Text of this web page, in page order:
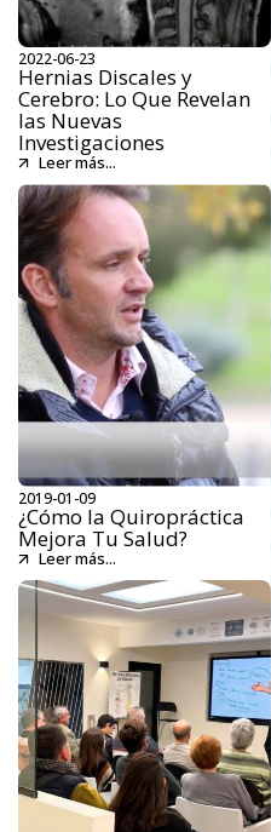
2022-06-23
Hernias Discales y
Cerebro: Lo Que Revelan
las Nuevas
Investigaciones
Leer más...
2019-01-09
¿Cómo la Quiropráctica
Mejora Tu Salud?
Leer más...